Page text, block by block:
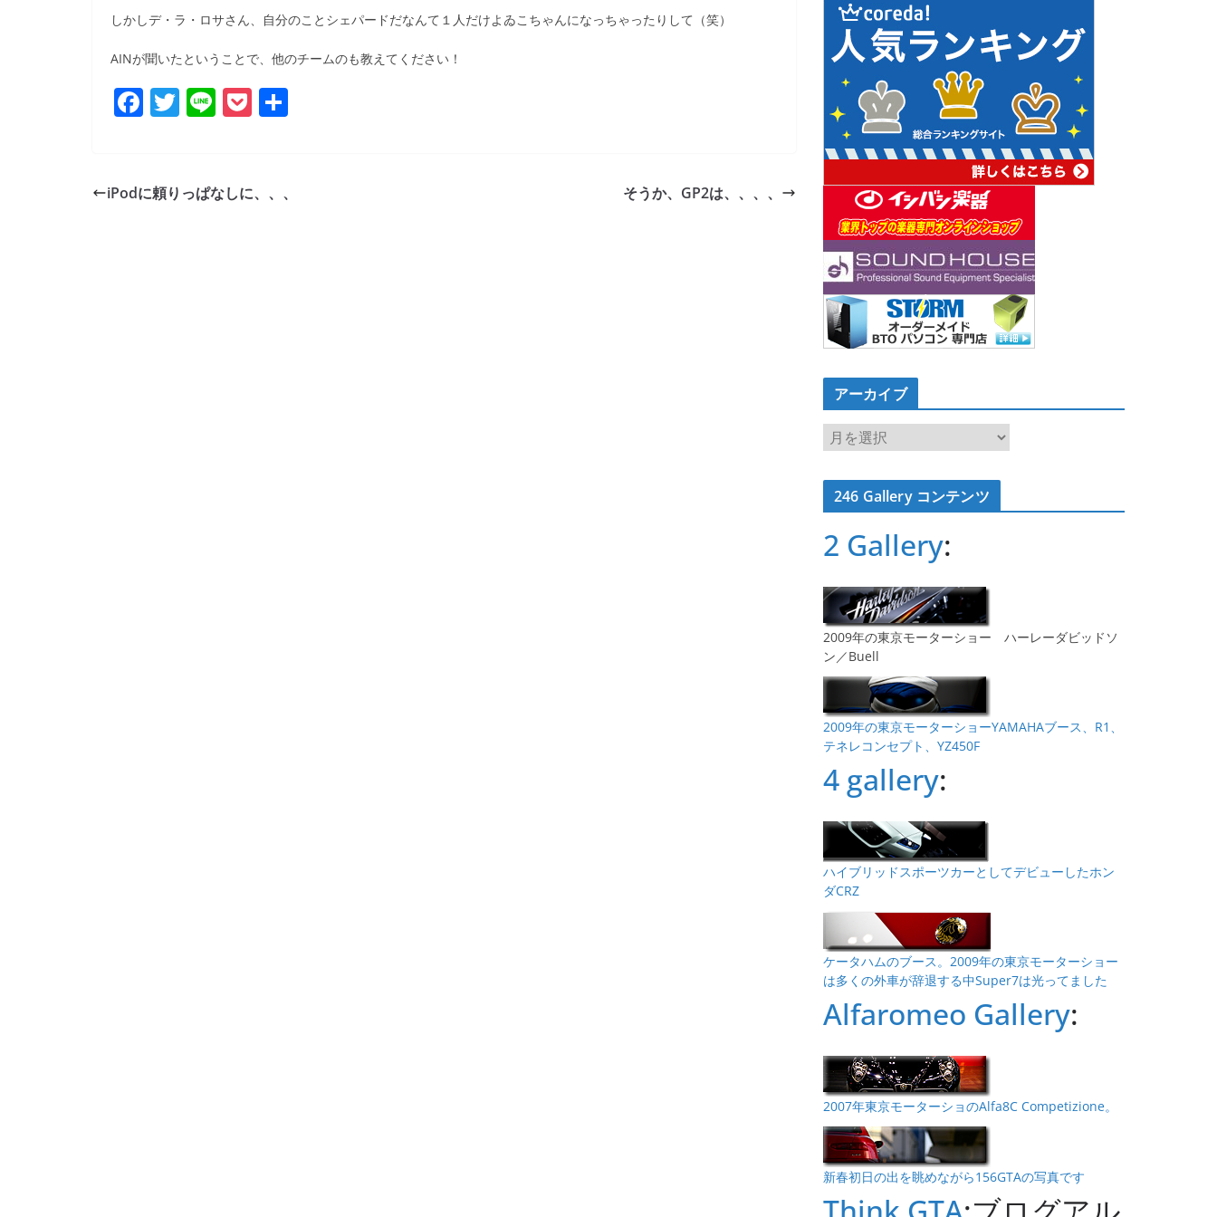
b
o
o
k
しかしデ・ラ・ロサさん、自分のことシェパードだなんて１人だけよゐこちゃんになっちゃったりして（笑）
AINが聞いたということで、他のチームのも教えてください！
F
e
T
er
Li P
et
iPodに頼りっぱなしに、、、 そうか、GP2は、、、、
アーカイブ
ア
ー
カ
イ246 Gallery コンテンツ
2 Gallery:
2009年の東京モーターショー ハーレーダビッドソ
ン／Buell
2009年の東京モーターショーYAMAHAブース、R1、
テネレコンセプト、YZ450F
4 gallery:
ハイブリッドスポーツカーとしてデビューしたホン
ダCRZ
ケータハムのブース。2009年の東京モーターショー
は多くの外車が辞退する中Super7は光ってました
Alfaromeo Gallery:
2007年東京モーターショのAlfa8C Competizione。
新春初日の出を眺めながら156GTAの写真です